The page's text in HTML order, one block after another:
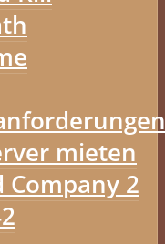
mieten
Company 2